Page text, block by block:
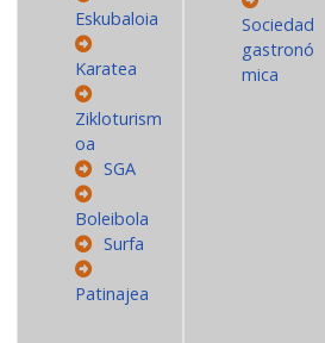
Eskubaloia
Karatea
Zikloturism
oa
SGA
Boleibola
Surfa
Patinajea
Sociedad
gastronó
mica